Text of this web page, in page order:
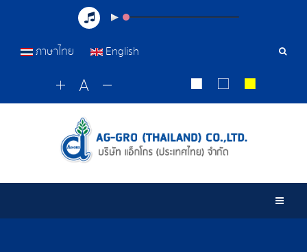
เครื่อ
ภาษาไทย English